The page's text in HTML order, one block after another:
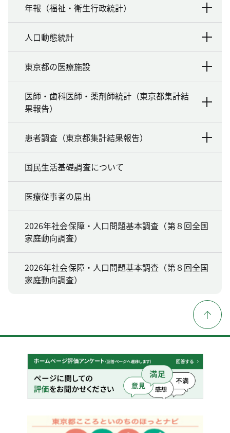
年報（福祉・衛生行政統計）
人口動態統計
東京都の医療施設
医師・歯科医師・薬剤師統計（東京都集計結
果報告）
患者調査（東京都集計結果報告）
国民生活基礎調査について
医療従事者の届出
2026年社会保障・人口問題基本調査（第８回全国
家庭動向調査）
2026年社会保障・人口問題基本調査（第８回全国
家庭動向調査）